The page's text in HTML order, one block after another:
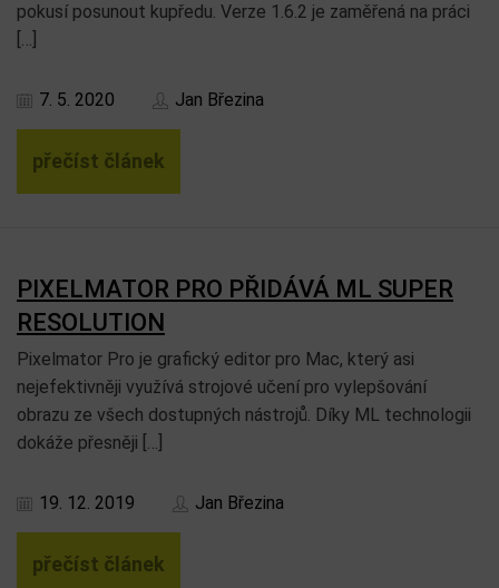
pokusí posunout kupředu. Verze 1.6.2 je zaměřená na práci
[…]
7. 5. 2020 Jan Březina
přečíst článek
PIXELMATOR PRO PŘIDÁVÁ ML SUPER
RESOLUTION
Pixelmator Pro je grafický editor pro Mac, který asi
nejefektivněji využívá strojové učení pro vylepšování
obrazu ze všech dostupných nástrojů. Díky ML technologii
dokáže přesněji […]
19. 12. 2019 Jan Březina
přečíst článek